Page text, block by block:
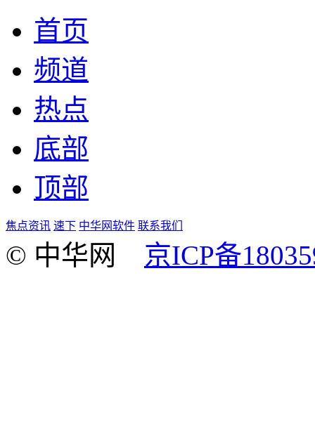
首页
频道
热点
底部
顶部
焦点资讯 速下 中华网软件 联系我们
© 中华网 京ICP备